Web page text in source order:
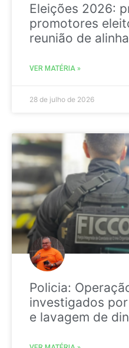
Eleições 2026:
promotores
reunião de
VER MATÉRIA »
28 de julho de 2026
Policia:
investigados
e lavagem de